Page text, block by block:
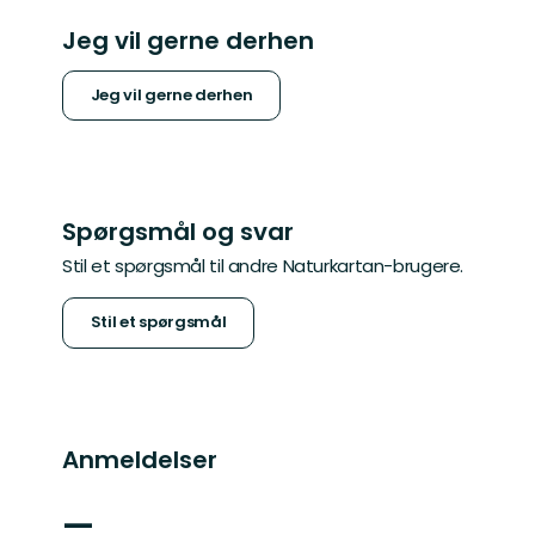
Jeg vil gerne derhen
Jeg vil gerne derhen
Spørgsmål og svar
Stil et spørgsmål til andre Naturkartan-brugere.
Stil et spørgsmål
Anmeldelser